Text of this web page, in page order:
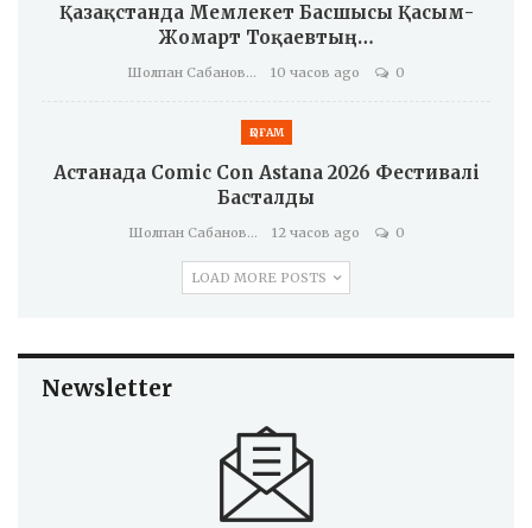
Қазақстанда Мемлекет Басшысы Қасым-
Жомарт Тоқаевтың…
Шолпан Сабанова 10 часов ago 0
ҚОҒАМ
Астанада Comic Con Astana 2026 Фестивалі
Басталды
Шолпан Сабанова 12 часов ago 0
LOAD MORE POSTS
Newsletter